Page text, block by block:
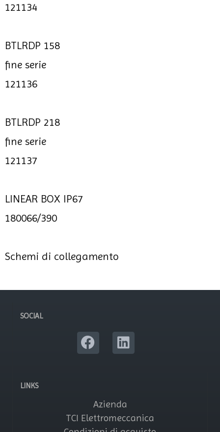
121134
BTLRDP 158
fine serie
121136
BTLRDP 218
fine serie
121137
LINEAR BOX IP67
180066/390
Schemi di collegamento
SOCIAL
LINKS
Azienda
TCI Elettromeccanica